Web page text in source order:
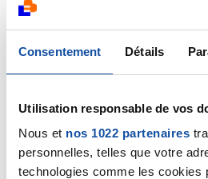
Consentement Détails
Utilisation responsable de vos
Nous et nos 1022 partenaires
personnelles, telles que votre
technologies comme les cookies
et merci Lisebeth, ton
plus d'informations.
Ma tumeur étant agressive,
mitoses... Peut être que c'est